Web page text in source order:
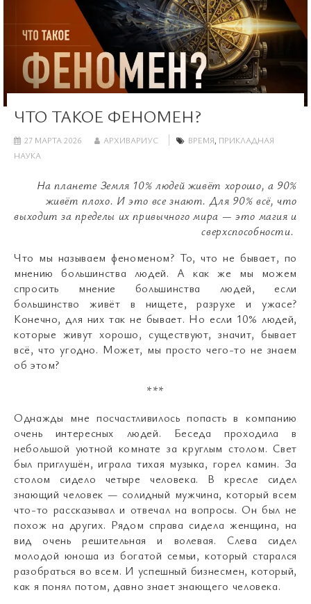
ЧТО ТАКОЕ ФЕНОМЕН?
27 МАРТА 2026 АРХИВАРИУС ВРЕМЯ, ПРИКЛАДНАЯ
НАУКА
На планете Земля 10% людей живёт хорошо, а 90%
живёт плохо. И это все знают. Для 90% всё, что
выходит за пределы их привычного мира — это магия и
сверхспособности.
Что мы называем феноменом? То, что не бывает, по
мнению большинства людей. А как же мы можем
спросить мнение большинства людей, если
большинство живёт в нищете, разрухе и ужасе?
Конечно, для них так не бывает. Но если 10% людей,
которые живут хорошо, существуют, значит, бывает
всё, что угодно. Может, мы просто чего-то не знаем
об этом?
***
Однажды мне посчастливилось попасть в компанию
очень интересных людей. Беседа проходила в
небольшой уютной комнате за круглым столом. Свет
был приглушён, играла тихая музыка, горел камин. За
столом сидело четыре человека. В кресле сидел
знающий человек — солидный мужчина, который всем
что-то рассказывал и отвечал на вопросы. Он был не
похож на других. Рядом справа сидела женщина, на
вид очень решительная и волевая. Слева сидел
молодой юноша из богатой семьи, который старался
разобраться во всем. И успешный бизнесмен, который,
как я понял потом, давно знает знающего человека.